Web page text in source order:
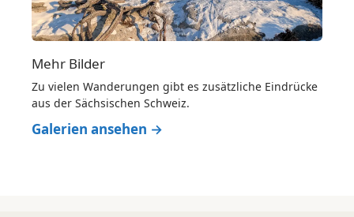
Mehr Bilder
Zu vielen Wanderungen gibt es zusätzliche Eindrücke
aus der Sächsischen Schweiz.
Galerien ansehen →